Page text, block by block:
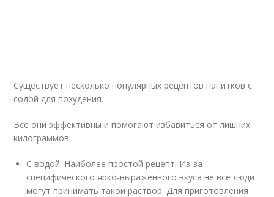
Существует несколько популярных рецептов напитков с
содой для похудения.
Все они эффективны и помогают избавиться от лишних
килограммов.
С водой. Наиболее простой рецепт. Из-за
специфического ярко-выраженного вкуса не все люди
могут принимать такой раствор. Для приготовления